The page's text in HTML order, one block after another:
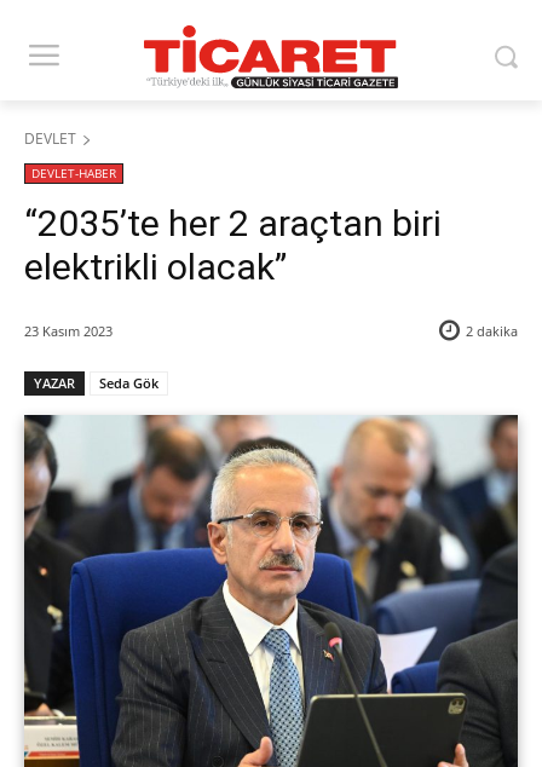
DEVLET
DEVLET-HABER
“2035’te her 2 araçtan biri
elektrikli olacak”
23 Kasım 2023 2 dakika
YAZAR Seda Gök